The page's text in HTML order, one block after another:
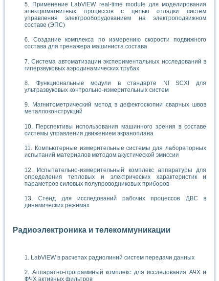
Применение LabVIEW real-time module для моделирования
электромагнитных процессов с целью отладки систем
управления электрооборудованием на электроподвижном
составе (ЭПС)
Создание комплекса по измерению скорости подвижного
состава для тренажера машиниста состава
Система автоматизации экспериментальных исследований в
гиперзвуковых аэродинамических трубах
Функциональные модули в стандарте Nl SCXI для
ультразвуковых контрольно-измерительных систем
Магнитометрический метод в дефектоскопии сварных швов
металлоконструкций
Перспективы использования машинного зрения в составе
системы управления движением экраноплана
Компьютерные измерительные системы для лабораторных
испытаний материалов методом акустической эмиссии
Испытательно-измерительный комплекс аппаратуры для
определения тепловых и электрических характеристик и
параметров силовых полупроводниковых приборов
Стенд для исследований рабочих процессов ДВС в
динамических режимах
Радиоэлектроника и телекоммуникации
LabVIEW в расчетах радиолиний систем передачи данных
Аппаратно-программный комплекс для исследования АЧХ и
ФЧХ активных фильтров